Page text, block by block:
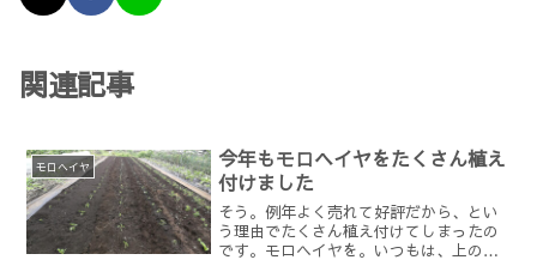
関連記事
モロヘイヤ
今年もモロヘイヤをたくさん植え
付けました
そう。例年よく売れて好評だから、とい
う理由でたくさん植え付けてしまったの
です。モロヘイヤを。いつもは、上の写